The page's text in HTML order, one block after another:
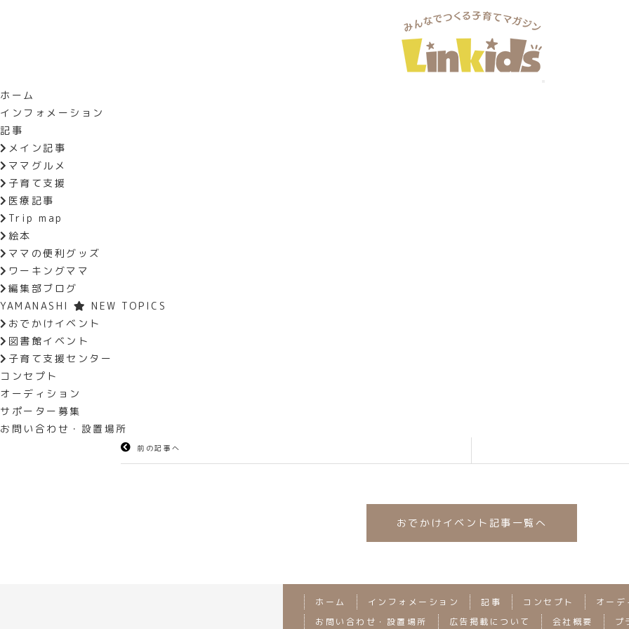
ホーム
インフォメーション
記事
メイン記事
ママグルメ
子育て支援
医療記事
Trip map
絵本
ママの便利グッズ
ワーキングママ
編集部ブログ
YAMANASHI
NEW TOPICS
おでかけイベント
図書館イベント
子育て支援センター
コンセプト
オーディション
サポーター募集
お問い合わせ・設置場所
https://docs.google.com/forms/d/e/
前の記事へ
おでかけイベント記事一覧へ
ホーム インフォメーション 記事 コンセプト オーデ
お問い合わせ・設置場所
広告掲載について 会社概要 プ